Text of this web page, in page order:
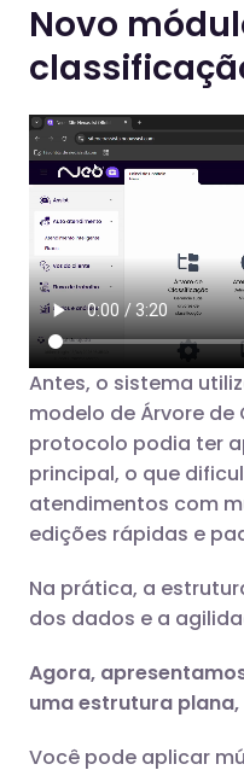
Novo
Antes, o sistema
modelo de Árvore
protocolo podia ter
principal, o que
atendimentos com
edições rápidas e
Na prática, a
dos dados e a
Agora,
uma estrutura
Você pode aplicar